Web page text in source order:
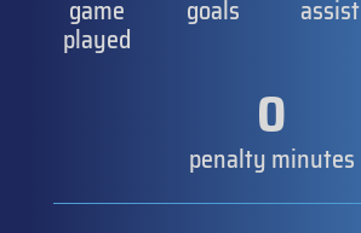
game
played
goals assist
0
penalty minutes